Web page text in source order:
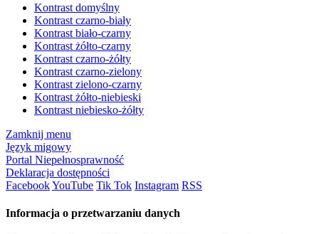
Kontrast domyślny
Kontrast czarno-biały
Kontrast biało-czarny
Kontrast żółto-czarny
Kontrast czarno-żółty
Kontrast czarno-zielony
Kontrast zielono-czarny
Kontrast żółto-niebieski
Kontrast niebiesko-żółty
Zamknij menu
Język migowy
Portal Niepełnosprawność
Deklaracja dostępności
FacebookYouTube Tik Tok Instagram RSS
Informacja o przetwarzaniu danych